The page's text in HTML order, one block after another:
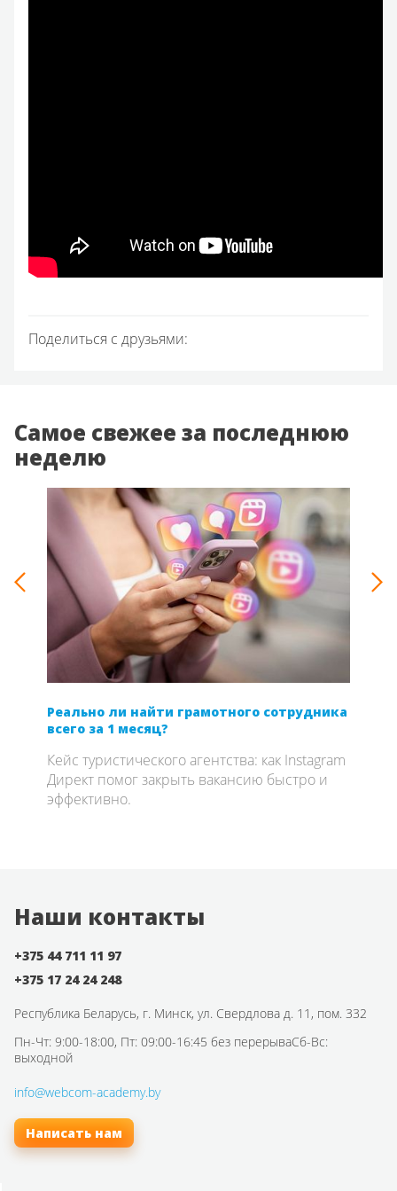
Поделиться с друзьями:
Самое свежее за последнюю
неделю
Реально ли найти грамотного сотрудника
всего за 1 месяц?
Кейс туристического агентства: как Instagram
Директ помог закрыть вакансию быстро и
эффективно.
Наши контакты
+375 44 711 11 97
+375 17 24 24 248
Республика Беларусь, г. Минск, ул. Свердлова д. 11, пом. 332
Пн-Чт: 9:00-18:00, Пт: 09:00-16:45 без перерываСб-Вс:
выходной
info@webcom-academy.by
Написать нам